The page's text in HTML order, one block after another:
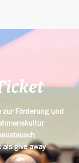
Förderung und
give away